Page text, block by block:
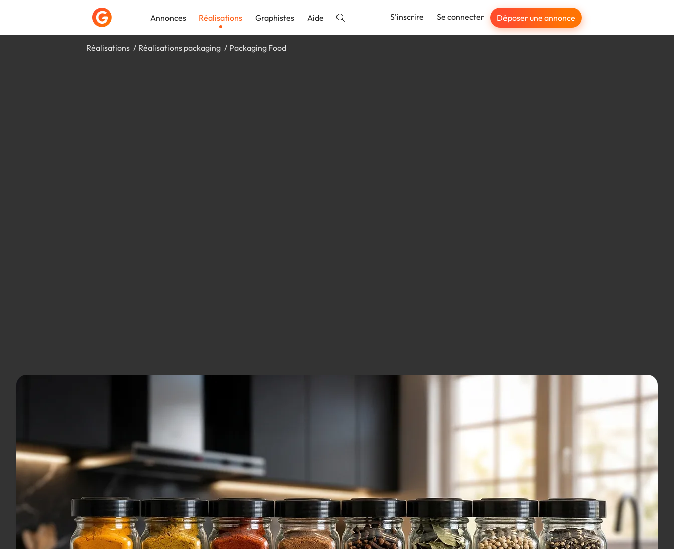
Annonces Réalisations Graphistes Aide S'inscrire Se connecter Déposer une annonce
Réalisations Réalisations packaging Packaging Food